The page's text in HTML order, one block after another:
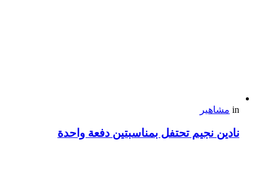
in مشاهير
نادين نجيم تحتفل بمناسبتين دفعة واحدة